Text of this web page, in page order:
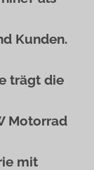
Kunden.
trägt die
Motorrad
mit